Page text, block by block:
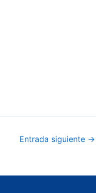
Entrada siguiente →